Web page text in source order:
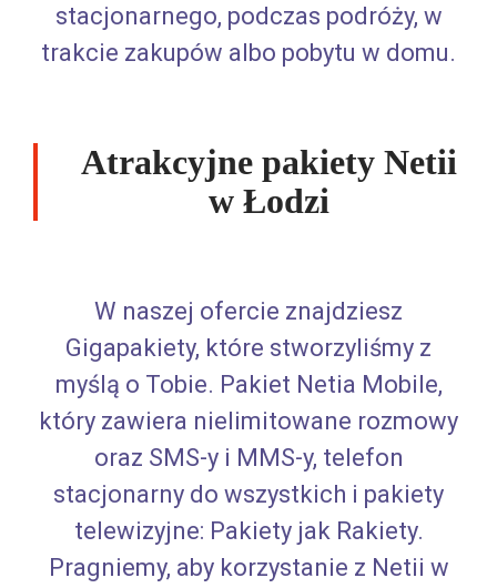
stacjonarnego, podczas podróży, w
trakcie zakupów albo pobytu w domu.
Atrakcyjne pakiety Netii
w Łodzi
W naszej ofercie znajdziesz
Gigapakiety, które stworzyliśmy z
myślą o Tobie. Pakiet Netia Mobile,
który zawiera nielimitowane rozmowy
oraz SMS-y i MMS-y, telefon
stacjonarny do wszystkich i pakiety
telewizyjne: Pakiety jak Rakiety.
Pragniemy, aby korzystanie z Netii w